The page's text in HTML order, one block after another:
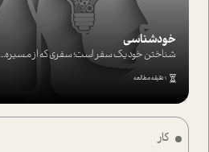
کار
خودشناسی
شناختن خود یک سفر است؛ سفری که از مسیره...
1 دقیقه مطالعه